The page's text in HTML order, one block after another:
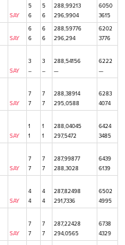
SAY
5
6
5
6
288,99213
296,9904
6050
3615
SAY
6
6
6
6
288,59776
296,294
6202
3776
SAY
3
–
3
–
288,54156
—
6222
—
SAY
7
7
7
7
288,38914
295,0588
6283
4074
SAY
1
1
1
1
288,04045
297,5472
6424
3485
SAY
7
7
7
7
287,99877
288,3028
6439
6139
SAY
4
4
4
4
287,82498
291,7336
6502
4995
SAY
7
7
7
7
287,22428
294,0565
6738
4329